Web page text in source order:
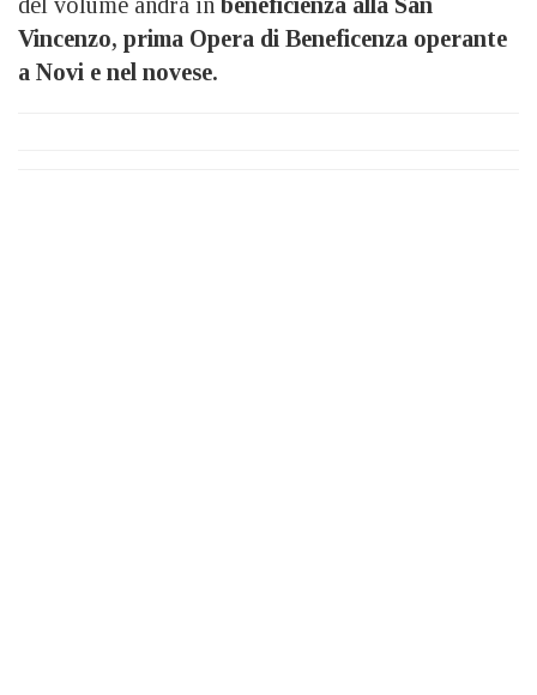
Vincenzo, prima Opera di Beneficenza operante
a Novi e nel novese.